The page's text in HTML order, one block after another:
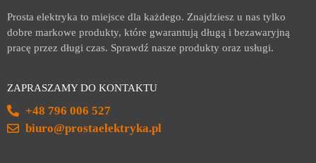
Prosta elektryka to miejsce dla każdego. Znajdziesz u nas tylko
dobre markowe produkty, które gwarantują długą i bezawaryjną
pracę przez długi czas. Sprawdź nasze produkty oraz usługi.
ZAPRASZAMY DO KONTAKTU
+48 796 006 527
biuro@prostaelektryka.pl